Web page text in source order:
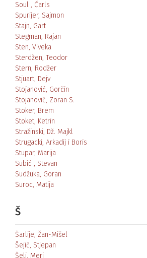
Soul , Čarls
Spurijer, Sajmon
Stajn, Gart
Stegman, Rajan
Sten, Viveka
Sterdžen, Teodor
Stern, Rodžer
Stjuart, Dejv
Stojanović, Gorčin
Stojanović, Zoran S.
Stoker, Brem
Stoket, Ketrin
Stražinski, Dž. Majkl
Strugacki, Arkadij i Boris
Stupar, Marija
Subić , Stevan
Sudžuka, Goran
Suroc, Matija
Š
Šarlije, Žan-Mišel
Šejić, Stjepan
Šeli, Meri